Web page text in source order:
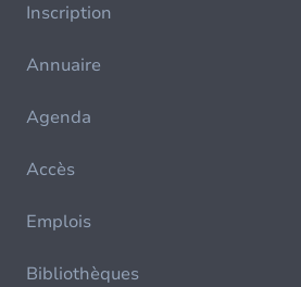
Inscription
Annuaire
Agenda
Accès
Emplois
Bibliothèques